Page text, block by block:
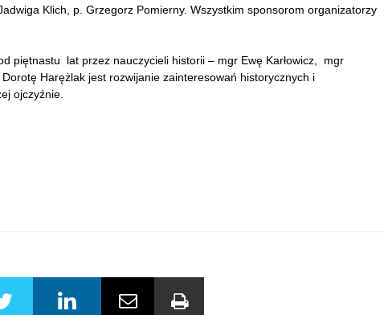
Klich, p. Grzegorz Pomierny. Wszystkim sponsorom organizatorzy
piętnastu lat przez nauczycieli historii – mgr Ewę Karłowicz, mgr
Harężlak jest rozwijanie zainteresowań historycznych i
ojczyźnie.